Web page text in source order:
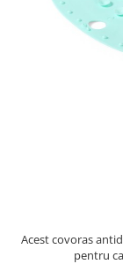
Olite tip scaunel
Reductoare
Suporti metalici
Mese de infasat
Mese de infasat
Tampoane
Tampoane si
Acest covoras
pentru